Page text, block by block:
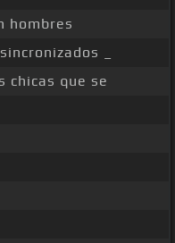
hombres
_
chicas que se